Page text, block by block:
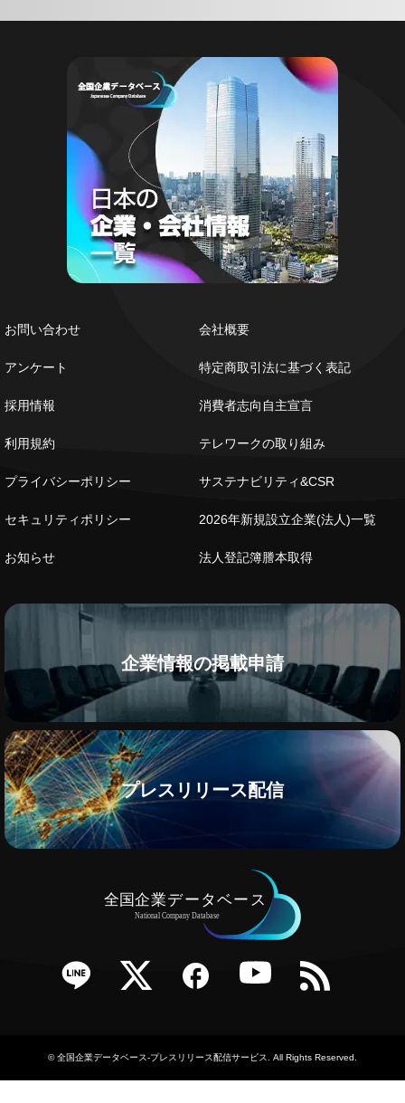
お問い合わせ
アンケート
採用情報
利用規約
プライバシーポリシー
セキュリティポリシー
お知らせ
会社概要
特定商取引法に基づく表記
消費者志向自主宣言
テレワークの取り組み
サステナビリティ&CSR
2026年新規設立企業(法人)一覧
法人登記簿謄本取得
企業情報の掲載申請
プレスリリース配信
Twitter Facebook YouTube RSS
©全国企業データベース-プレスリリース配信サービス . All Rights Reserved.